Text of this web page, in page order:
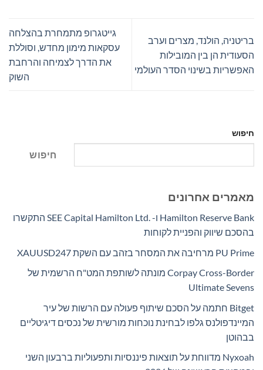
בריטניה, הולנד, מצרים וערב
הסעודית הן בין המובילות
האפשריות בשינוי הסדר העולמי
גייטגרופ מתמחרת בהצלחה
עסקאות מימון מחדש, וסוללת
את הדרך לצמיחה והרחבת
השוק
חיפוש
חיפוש
מאמרים אחרונים
Hamilton Reserve Bank ו- SEE Capital Hamilton Ltd.‎ התקשרו
בהסכם שיווק והפניית לקוחות
PU Prime מרחיבה את המסחר בזהב עם השקת XAUUSD247
Corpay Cross-Border מונתה לשותפת המט"ח הרשמית של
Ultimate Sevens
Bitget חתמה על הסכם שיתוף פעולה עם הרשות של עיר
המיינדפולנס גלפו לבחינת נוכחות מורשית של נכסים דיגיטליים
בבהוטן
Nyxoah מדווחת על תוצאות פיננסיות ותפעוליות ברבעון השני